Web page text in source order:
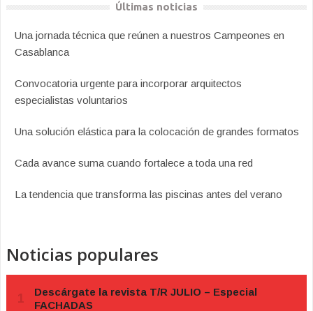
Últimas noticias
Una jornada técnica que reúnen a nuestros Campeones en
Casablanca
Convocatoria urgente para incorporar arquitectos
especialistas voluntarios
Una solución elástica para la colocación de grandes formatos
Cada avance suma cuando fortalece a toda una red
La tendencia que transforma las piscinas antes del verano
Noticias populares